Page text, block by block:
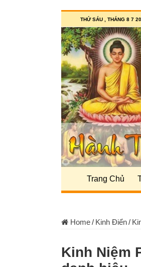
THỨ SÁU , THÁNG 8 7
Trang Chủ
Home/ Kinh Điển/
Kinh Niệm